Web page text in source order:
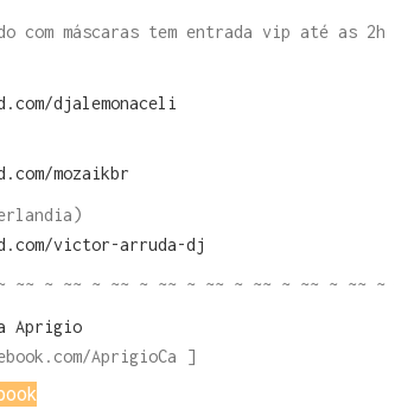
com máscaras tem entrada vip até as 2h
djalemonaceli
mozaikbr
victor-arruda-dj
~~ ~ ~~ ~ ~~ ~ ~~ ~ ~~ ~ ~~ ~ ~~ ~ ~~ ~
Aprigio
AprigioCa ]